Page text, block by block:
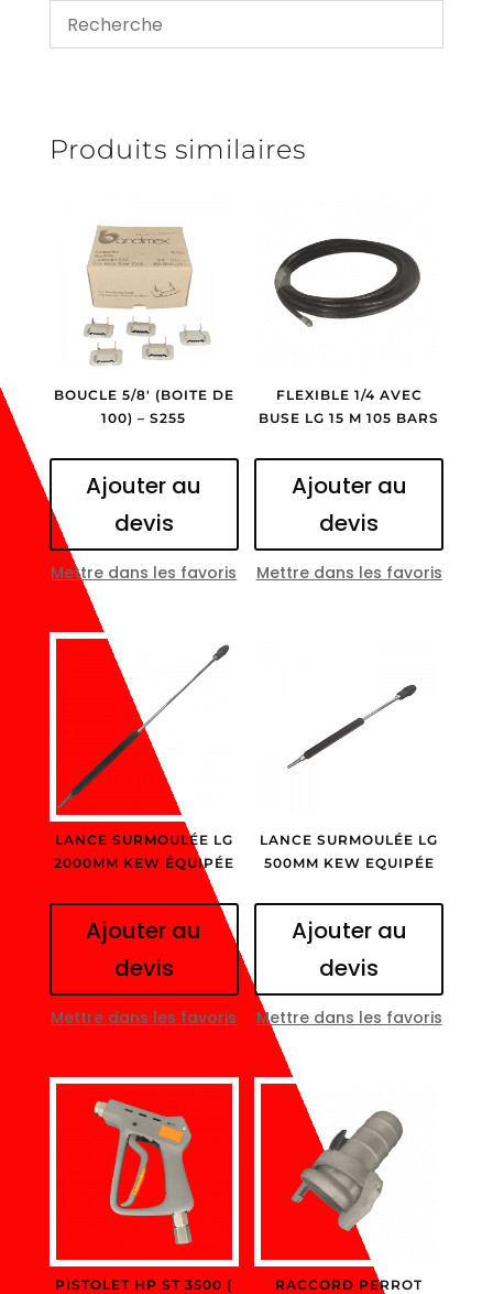
Produits similaires
BOUCLE 5/8′ (BOITE DE
100) – S255
Ajouter au
devis
Mettre dans les favoris
FLEXIBLE 1/4 AVEC
BUSE LG 15 M 105 BARS
Ajouter au
devis
Mettre dans les favoris
LANCE SURMOULÉE LG
2000MM KEW ÉQUIPÉE
Ajouter au
devis
Mettre dans les favoris
LANCE SURMOULÉE LG
500MM KEW EQUIPÉE
Ajouter au
devis
Mettre dans les favoris
PISTOLET HP ST 3500 ( RACCORD PERROT